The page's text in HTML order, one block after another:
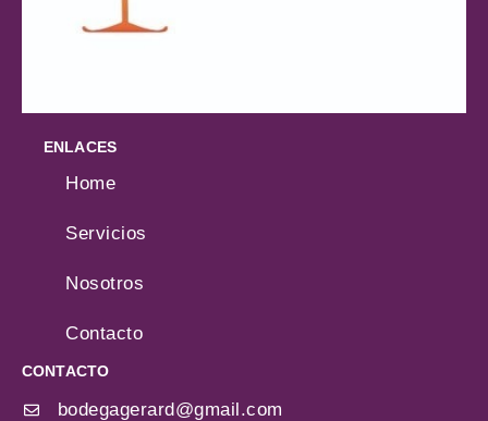
ENLACES
Home
Servicios
Nosotros
Contacto
CONTACTO
bodegagerard@gmail.com